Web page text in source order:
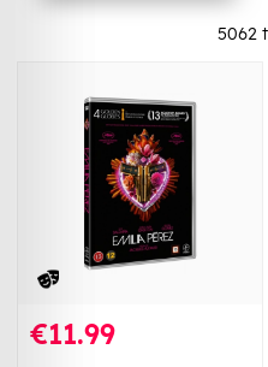
5062
€11.99